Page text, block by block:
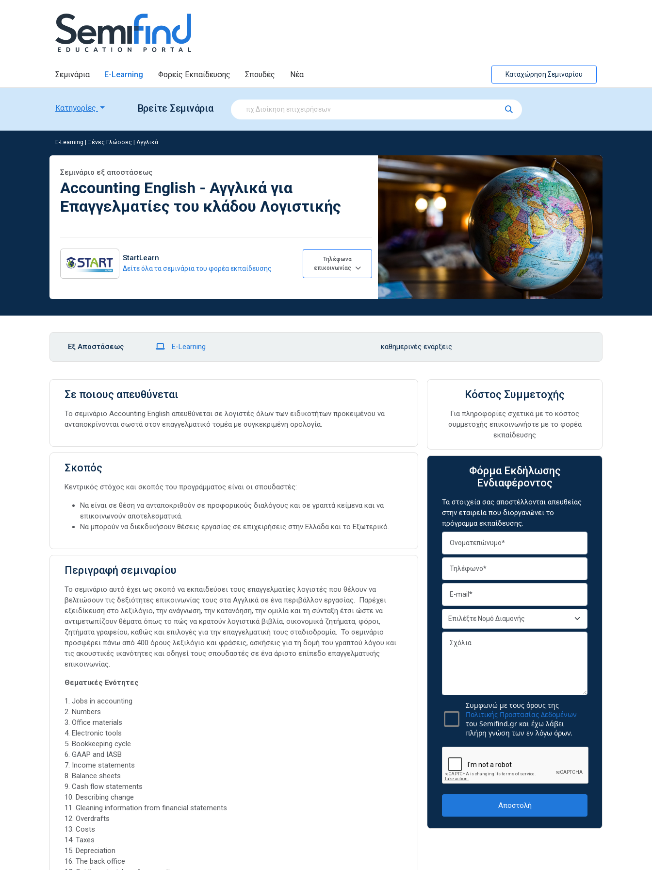
Σεμινάρια E-Learning Φορείς Εκπαίδευσης Σπουδές Νέα Καταχώρηση Σεμιναρίου
Κατηγορίες Βρείτε Σεμινάρια
E-Learning Ξένες Γλώσσες Αγγλικά
Σεμινάριο εξ αποστάσεως
Accounting English - Αγγλικά για
Επαγγελματίες του κλάδου Λογιστικής
StartLearn
Δείτε όλα τα σεμινάρια του φορέα εκπαίδευσης
Τηλέφωνα
επικοινωνίας
Εξ Αποστάσεως E-Learning καθημερινές ενάρξεις
Σε ποιους απευθύνεται
Το σεμινάριο Accounting English απευθύνεται σε λογιστές όλων των ειδικοτήτων προκειμένου να
ανταποκρίνονται σωστά στον επαγγελματικό τομέα με συγκεκριμένη ορολογία.
Σκοπός
Κεντρικός στόχος και σκοπός του προγράμματος είναι οι σπουδαστές:
Να είναι σε θέση να ανταποκριθούν σε προφορικούς διαλόγους και σε γραπτά κείμενα και να
επικοινωνούν αποτελεσματικά.
Να μπορούν να διεκδικήσουν θέσεις εργασίας σε επιχειρήσεις στην Ελλάδα και το Εξωτερικό.
Περιγραφή σεμιναρίου
Το σεμινάριο αυτό έχει ως σκοπό να εκπαιδεύσει τους επαγγελματίες λογιστές που θέλουν να
βελτιώσουν τις δεξιότητες επικοινωνίας τους στα Αγγλικά σε ένα περιβάλλον εργασίας. Παρέχει
εξειδίκευση στο λεξιλόγιο, την ανάγνωση, την κατανόηση, την ομιλία και τη σύνταξη έτσι ώστε να
αντιμετωπίζουν θέματα όπως το πώς να κρατούν λογιστικά βιβλία, οικονομικά ζητήματα, φόροι,
ζητήματα γραφείου, καθώς και επιλογές για την επαγγελματική τους σταδιοδρομία. Το σεμινάριο
προσφέρει πάνω από 400 όρους λεξιλόγιο και φράσεις, ασκήσεις για τη δομή του γραπτού λόγου και
τις ακουστικές ικανότητες και οδηγεί τους σπουδαστές σε ένα άριστο επίπεδο επαγγελματικής
επικοινωνίας.
Θεματικές Ενότητες
1. Jobs in accounting
2. Numbers
3. Office materials
4. Electronic tools
5. Bookkeeping cycle
6. GAAP and IASB
7. Income statements
8. Balance sheets
9. Cash flow statements
10. Describing change
11. Gleaning information from financial statements
12. Overdrafts
13. Costs
14. Taxes
15. Depreciation
16. The back office
Κόστος Συμμετοχής
Για πληροφορίες σχετικά με το κόστος
συμμετοχής επικοινωνήστε με το φορέα
εκπαίδευσης
Φόρμα Εκδήλωσης
Ενδιαφέροντος
Τα στοιχεία σας αποστέλλονται απευθείας
στην εταιρεία που διοργανώνει το
πρόγραμμα εκπαίδευσης.
Συμφωνώ με τους όρους της
Πολιτικής Προστασίας Δεδομένων
του Semifind.gr και έχω λάβει
πλήρη γνώση των εν λόγω όρων.